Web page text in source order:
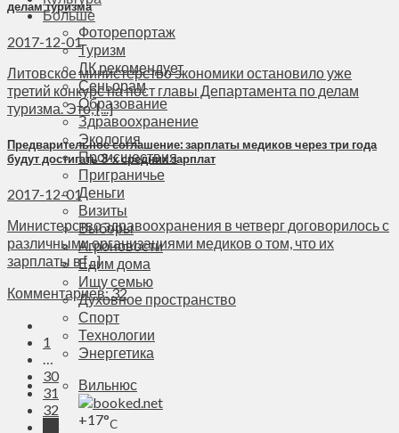
Больше
Фоторепортаж
Туризм
ЛК рекомендует
Сеньорам
Образование
Здравоохранение
Экология
Происшествия
Приграничье
Деньги
Визиты
Выборы
Агроновости
Едим дома
Ищу семью
Духовное пространство
Спорт
Технологии
Энергетика
Вильнюс
+17°C
делам туризма
2017-12-01
Литовское министерство экономики остановило уже
третий конкурс на пост главы Департамента по делам
туризма. Это, [...]
Предварительное соглашение: зарплаты медиков через три года
будут достигать 3-х средних зарплат
2017-12-01
Министерство здравоохранения в четверг договорилось с
различными организациями медиков о том, что их
зарплаты в [...]
Комментариев: 32
1
…
30
31
32